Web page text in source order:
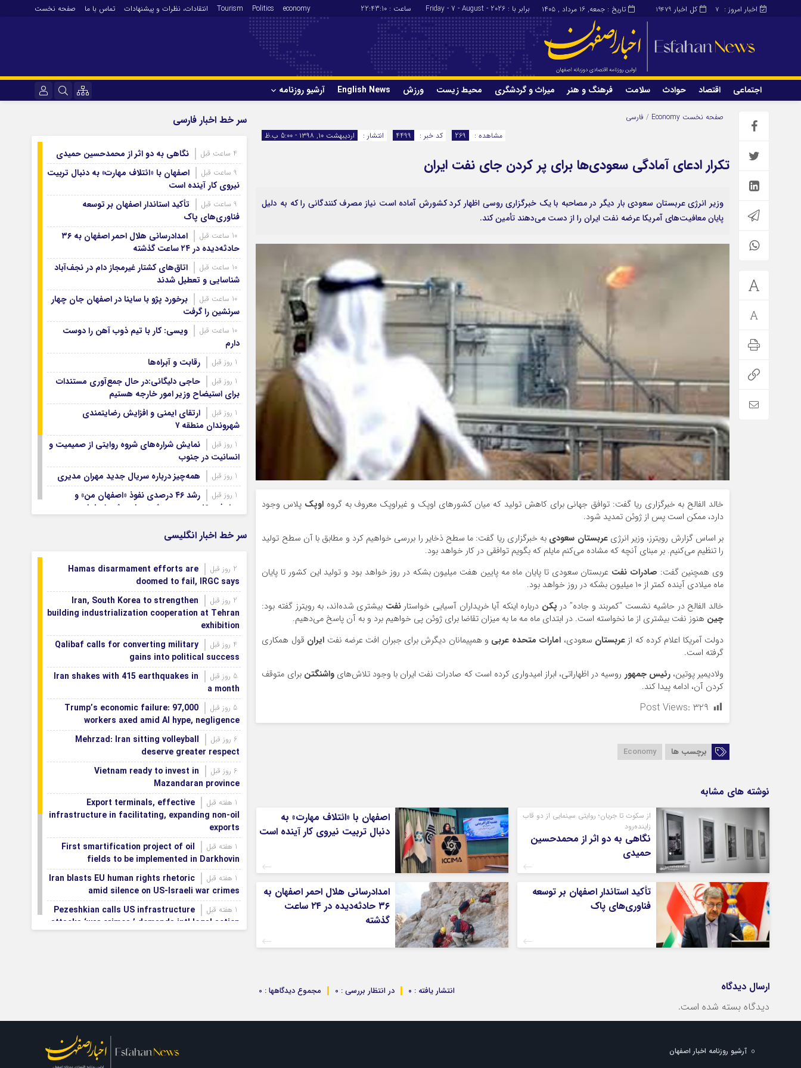
کل اخبار 19479 اخبار امروز : 7 تاریخ : جمعه, ۱۶ مرداد , ۱۴۰۵ برابر با : Friday - 7 - August - 2026 ساعت : 22:43:10
economy
Politics
Tourism انتقادات‌، نظرات و پیشنهادات تماس با ما صفحه نخست
اجتماعی اقتصاد حوادث سلامت فرهنگ و هنر میراث و گردشگری محیط زیست ورزش English News آرشیو روزنامه
رمز عبور
مرا به خاطر بسپار
ورزش English News
آرشیو ۱۴۰۵
آرشیو ۱۴۰۳
آرشیو ۱۴۰۱
آرشیو ۱۴۰۰
آرشیو ۱۳۹۹
آرشیو ۱۳۹۸
آرشیو ۱۳۹۷
صفحه نخست Economy
/ فارسی
انتشار :
اردیبهشت ۱۰, ۱۳۹۸ - 5:00 ب.ظ کد خبر : 4499 مشاهده : 269
تکرار ادعای آمادگی سعودی‌ها برای پر کردن جای نفت ایران
وزیر انرژی عربستان سعودی بار دیگر در مصاحبه با یک خبرگزاری روسی اظهار کرد کشورش آماده است نیاز مصرف کنندگانی را که به دلیل
پایان معافیت‌های آمریکا عرضه نفت ایران را از دست می‌دهند تأمین کند.
خالد الفالح به خبرگزاری ریا گفت: توافق جهانی برای کاهش تولید که میان کشورهای اوپک و غیراوپک معروف به گروه اوپک پلاس وجود
دارد، ممکن است پس از ژوئن تمدید شود.
بر اساس گزارش رویترز، وزیر انرژیعربستان سعودی به خبرگزاری ریا گفت: ما سطح ذخایر را بررسی خواهیم کرد و مطابق با آن سطح تولید
را تنظیم می‌کنیم. بر مبنای آنچه که مشاده می‌کنم مایلم که بگویم توافقی در کار خواهد بود.
وی همچنین گفت: صادرات نفت عربستان سعودی تا پایان ماه مه پایین هفت میلیون بشکه در روز خواهد بود و تولید این کشور تا پایان
ماه میلادی آینده کمتر از ۱۰ میلیون بشکه در روز خواهد بود.
خالد الفالح در حاشیه نشست “کمربند و جاده” در پکن درباره اینکه آیا خریداران آسیایی خواستارنفت بیشتری شده‌اند، به رویترز گفته بود:
چین هنوز نفت بیشتری از ما نخواسته است. در ابتدای ماه مه ما به میزان تقاضا برای ژوئن پی خواهیم برد و به آن پاسخ می‌دهیم.
دولت آمریکا اعلام کرده که ازعربستان سعودی، امارات متحده عربی و همپیمانان دیگرش برای جبران افت عرضه نفت ایران قول همکاری
گرفته است.
ولادیمیر پوتین،رئیس جمهور روسیه در اظهاراتی، ابراز امیدواری کرده است که صادرات نفت ایران با وجود تلاش‌هایواشنگتن برای متوقف
کردن آن، ادامه پیدا کند.
Post Views: ۳۲۹
برچسب ها Economy
نوشته های مشابه
از سکوت تا جریان؛ روایتی سینمایی از دو قاب
زاینده‌رود
نگاهی به دو اثر از محمدحسین
حمیدی
اصفهان با «ائتلاف مهارت» به
دنبال تربیت نیروی کار آینده است
تأکید استاندار اصفهان بر توسعه
فناوری‌های پاک
امدادرسانی هلال احمر اصفهان به
۳۶ حادثه‌دیده در ۲۴ ساعت
گذشته
ارسال دیدگاه مجموع دیدگاهها : 0 در انتظار بررسی : 0 انتشار یافته : ۰
دیدگاه بسته شده است.
سر خط اخبار فارسی
نگاهی به دو اثر از محمدحسین حمیدی
اصفهان با «ائتلاف مهارت» به دنبال تربیت
نیروی کار آینده است
تأکید استاندار اصفهان بر توسعه
فناوری‌های پاک
امدادرسانی هلال احمر اصفهان به ۳۶
حادثه‌دیده در ۲۴ ساعت گذشته
اتاق‌های کشتار غیرمجاز دام در نجف‌آباد
شناسایی و تعطیل شدند
برخورد پژو با ساینا در اصفهان جان چهار
سرنشین را گرفت
ویسی: کار با تیم ذوب آهن را دوست
دارم
رقابت و آبراه‌ها
حاجی دلیگانی:در حال جمع‌آوری مستندات
برای استیضاح وزیر امور خارجه هستیم
ارتقای ایمنی و افزایش رضایتمندی
شهروندان منطقه ۷
نمایش شراره‌های شروه روایتی از صمیمیت و
انسانیت در جنوب
همه‌چیز درباره سریال جدید مهران مدیری
رشد ۴۶ درصدی نفوذ «اصفهان من» و
پیشرفت ۱۶ درصدی هوشمندسازی شهر اصفهان
اصفهان صاحب شرکت‌های ممیزی انرژی
می‌شود
حمایت از تشکل‌های اجتماعی
سر خط اخبار انگلیسی
Hamas disarmament efforts are
doomed to fail, IRGC says
Iran, South Korea to strengthen
building industrialization cooperation at Tehran
exhibition
Qalibaf calls for converting military
gains into political success
Iran shakes with 415 earthquakes in
a month
Trump’s economic failure: 97,000
workers axed amid AI hype, negligence
Mehrzad: Iran sitting volleyball
deserve greater respect
Vietnam ready to invest in
Mazandaran province
Export terminals, effective
infrastructure in facilitating, expanding non-oil
exports
First smartification project of oil
fields to be implemented in Darkhovin
Iran blasts EU human rights rhetoric
amid silence on US-Israeli war crimes
Pezeshkian calls US infrastructure
attacks ‘war crimes,’ demands intl legal action
Iran’s first geothermal power plant
connected to national electricity grid
آرشیو روزنامه اخبار اصفهان